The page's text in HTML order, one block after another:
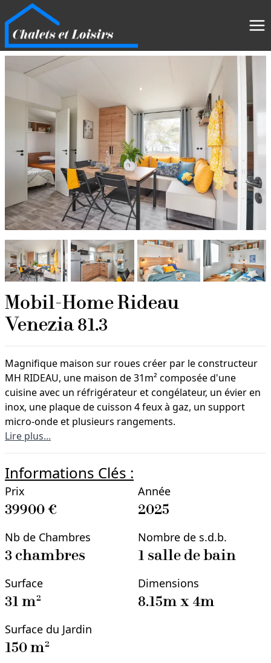
Mobil-HomeRideau
Venezia 81.3
Magnifique maison sur roues créer par le constructeur
MH RIDEAU, une maison de 31m² composée d'une
cuisine avec un réfrigérateur et congélateur, un évier en
inox, une plaque de cuisson 4 feux à gaz, un support
micro-onde et plusieurs rangements.
Lire plus...
Informations Clés :
Prix
39900€
Année
2025
Nb de Chambres
3 chambres
Nombre de s.d.b.
1 salle de bain
Surface
31 m²
Dimensions
8.15m x 4m
Surface du Jardin
150m²